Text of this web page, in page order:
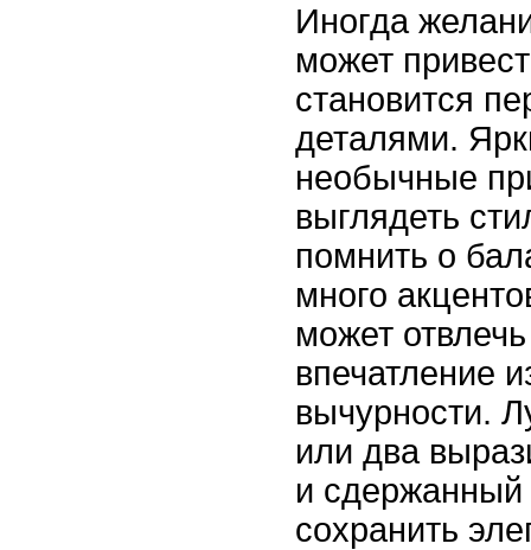
Иногда
может
становится
деталями.
необычные
выглядеть
помнить о
много
может
впечатление
вычурности.
или два
и
сохранить